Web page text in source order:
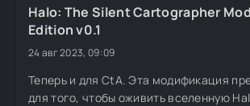
Halo: The Silent Cartographer
Edition v0.1
24 авг 2023, 09:09
Теперь и для CtA. Эта модификация
для того, чтобы оживить вселенную